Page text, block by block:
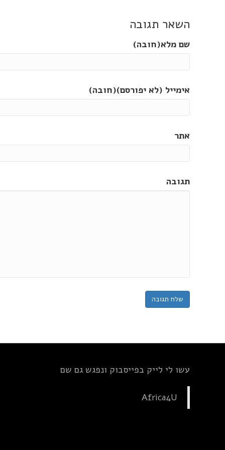
השאר תגובה
שם מלא(חובה)
אימייל (לא יפורסם)(חובה)
אתר
תגובה
עשו לי לייק בפייסבוק ונפגש גם שם
Africa4U